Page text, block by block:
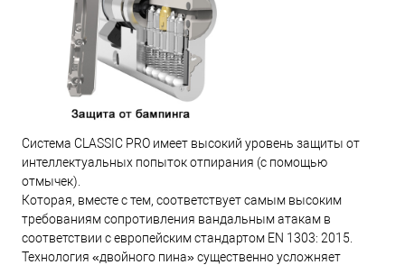
Система CLASSIC PRO имеет высокий уровень защиты от
интеллектуальных попыток отпирания (с помощью
отмычек).
Которая, вместе с тем, соответствует самым высоким
требованиям сопротивления вандальным атакам в
соответствии с европейским стандартом EN 1303: 2015.
Технология «двойного пина» существенно усложняет